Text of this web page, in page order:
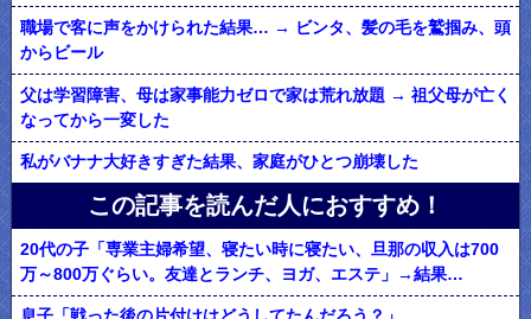
職場で客に声をかけられた結果… → ビンタ、髪の毛を鷲掴み、頭
からビール
父は学習障害、母は家事能力ゼロで家は荒れ放題 → 祖父母が亡く
なってから一変した
私がバナナ大好きすぎた結果、家庭がひとつ崩壊した
この記事を読んだ人におすすめ！
20代の子「専業主婦希望、寝たい時に寝たい、旦那の収入は700
万～800万ぐらい。友達とランチ、ヨガ、エステ」→結果…